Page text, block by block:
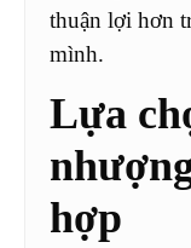
thuận lợi hơn
mình.
Lựa
hợp